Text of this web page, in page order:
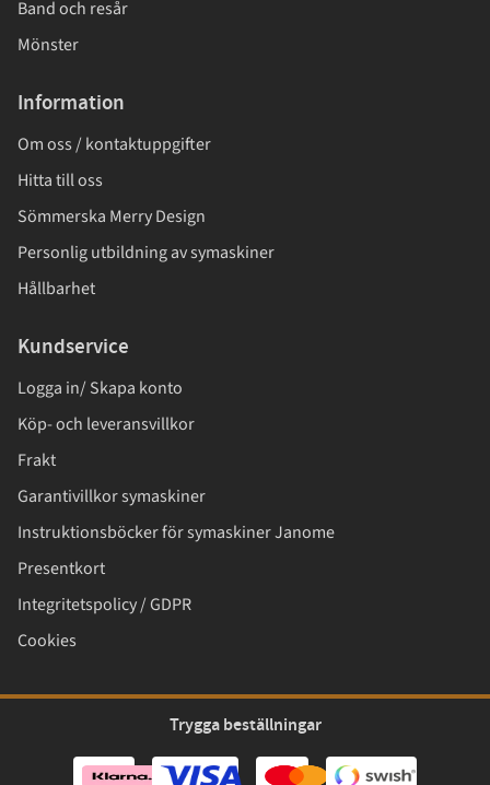
Band och resår
Mönster
Information
Om oss / kontaktuppgifter
Hitta till oss
Sömmerska Merry Design
Personlig utbildning av symaskiner
Hållbarhet
Kundservice
Logga in/ Skapa konto
Köp- och leveransvillkor
Frakt
Garantivillkor symaskiner
Instruktionsböcker för symaskiner Janome
Presentkort
Integritetspolicy / GDPR
Cookies
Trygga beställningar